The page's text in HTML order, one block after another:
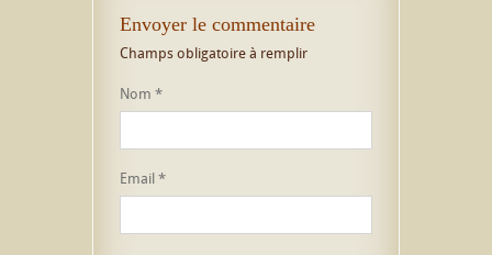
Envoyer le commentaire
Champs obligatoire à remplir
Nom *
Email*